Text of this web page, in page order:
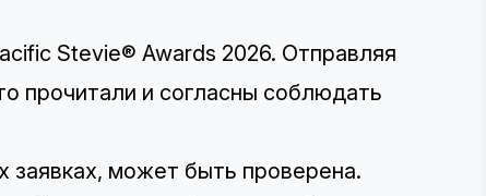
Stevie® Awards 2026. Отправляя
прочитали и согласны соблюдать
заявках, может быть проверена.